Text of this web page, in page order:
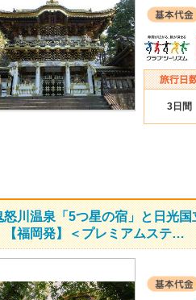
3日間
怒川温泉「5つ星の宿」と日光
【福岡発】＜プレミアムステ…